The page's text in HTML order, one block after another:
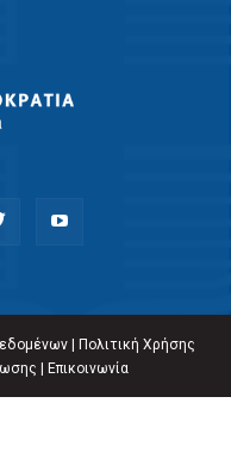
|
Πολιτική Χρήσης
Επικοινωνία